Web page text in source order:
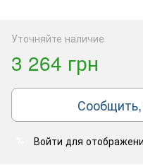
Уточняйте наличие
3 264 грн
Сообщить,
Войти для